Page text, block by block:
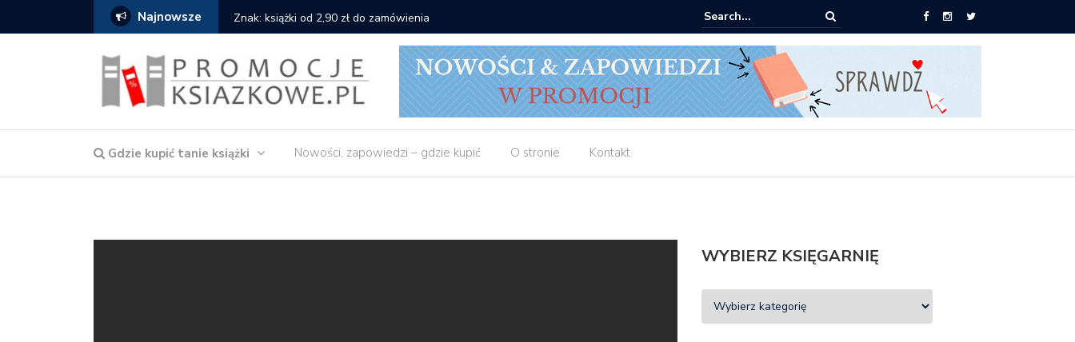
Najnowsze Znak: książki od 2,90 zł do zamówienia Matras: 10 książek za 69 zł
Gdzie kupić tanie książki Nowości, zapowiedzi – gdzie kupić O stronie Kontakt
WYBIERZ KSIĘGARNIĘ